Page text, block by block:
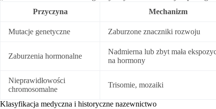
Przyczyna
Mechanizm
Mutacje genetyczne Zaburzone znaczniki rozwoju
Zaburzenia hormonalne
Nadmierna lub zbyt mała
na hormony
Nieprawidłowości
chromosomalne
Trisomie, mozaiki
Klasyfikacja medyczna i historyczne nazewnictwo